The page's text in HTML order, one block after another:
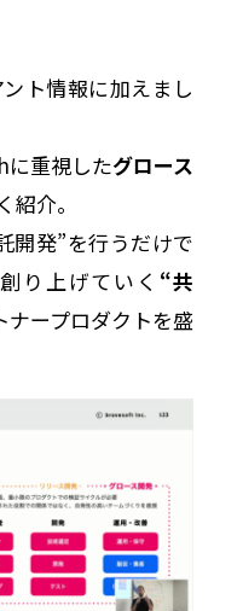
ト情報に加えまし
重視したグロース
紹介。
開発”を行うだけで
り上げていく “共
ープロダクトを盛